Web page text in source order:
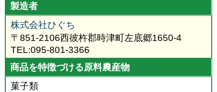
製造者
株式会社ひぐち
〒851-2106西彼杵郡時津町左底郷1650-4
TEL:095-801-3366
商品を特徴づける原料農産物
菓子類